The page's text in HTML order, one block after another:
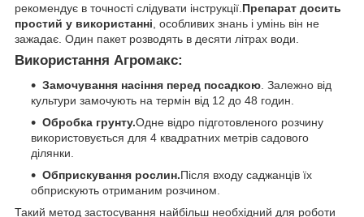
рекомендує в точності слідувати інструкції. Препарат досить
простий у використанні , особливих знань і умінь він не
зажадає. Один пакет розводять в десяти літрах води.
Використання Агромакс:
Замочування насіння перед посадкою . Залежно від
культури замочують на термін від 12 до 48 годин.
Обробка грунту.Одне відро підготовленого розчину
використовується для 4 квадратних метрів садового
ділянки.
Обприскування рослин.Після входу саджанців їх
обприскують отриманим розчином.
Такий метод застосування найбільш необхідний для роботи